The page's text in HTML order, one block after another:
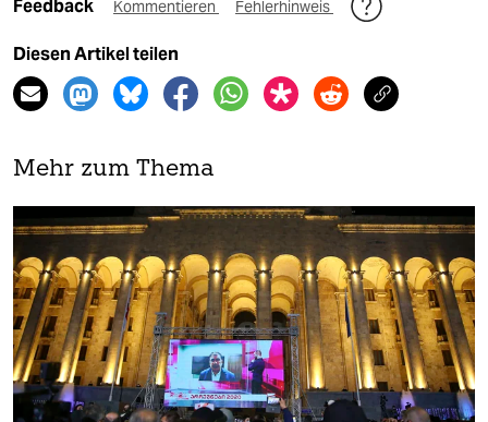
Feedback Kommentieren Fehlerhinweis
Diesen Artikel teilen
Mehr zum Thema